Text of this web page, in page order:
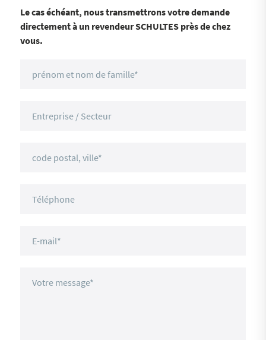
Le cas échéant, nous transmettrons votre demande
directement à un revendeur SCHULTES près de chez
vous.